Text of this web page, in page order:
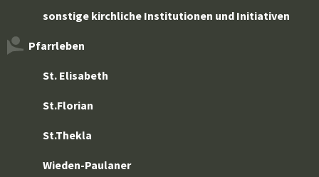
sonstige kirchliche Institutionen und Initiativen
Pfarrleben
St. Elisabeth
St.Florian
St.Thekla
Wieden-Paulaner